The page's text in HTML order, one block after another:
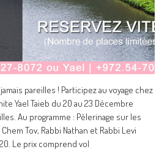
pareilles ! Participez au voyage chez
Yael Taieb du 20 au 23 Décembre
Au programme : Pèlerinage sur les
Tov, Rabbi Nathan et Rabbi Levi
Le prix comprend vol